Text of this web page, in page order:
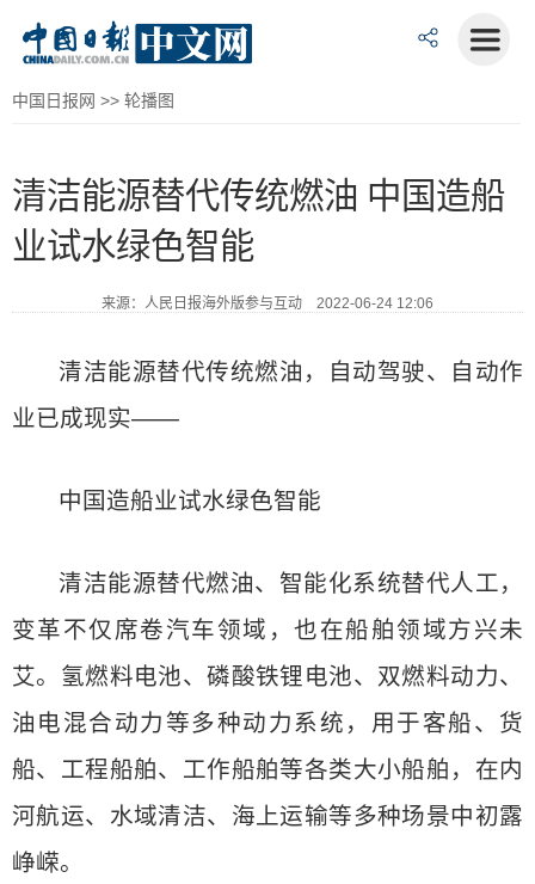
中国日报网 >> 轮播图
清洁能源替代传统燃油 中国造船
业试水绿色智能
来源：人民日报海外版参与互动 2022-06-24 12:06
清洁能源替代传统燃油，自动驾驶、自动作
业已成现实——
中国造船业试水绿色智能
清洁能源替代燃油、智能化系统替代人工，
变革不仅席卷汽车领域，也在船舶领域方兴未
艾。氢燃料电池、磷酸铁锂电池、双燃料动力、
油电混合动力等多种动力系统，用于客船、货
船、工程船舶、工作船舶等各类大小船舶，在内
河航运、水域清洁、海上运输等多种场景中初露
峥嵘。